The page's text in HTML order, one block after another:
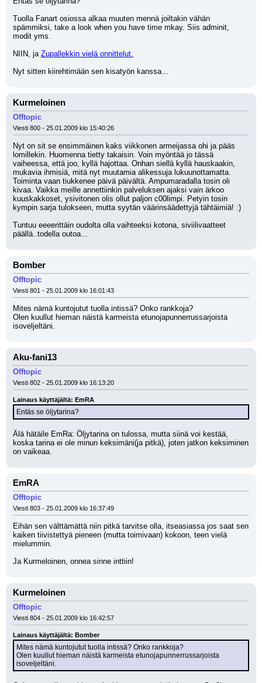
Tuolla Fanart osiossa alkaa muuten mennä joiltakin vähän
spämmiksi, take a look when you have time mkay. Siis adminit,
modit yms.
NIIN, ja Zupallekkin vielä onnittelut.
Nyt sitten kiirehtimään sen kisatyön kanssa...
Kurmeloinen
Offtopic
Viesti 800 - 25.01.2009 klo 15:40:26
Nyt on sit se ensimmäinen kaks viikkonen armeijassa ohi ja pääs
lomillekin. Huomenna tietty takaisin. Voin myöntää jo tässä
vaiheessa, että joo, kyllä hajottaa. Onhan siellä kyllä hauskaakin,
mukavia ihmisiä, mitä nyt muutamia alikessuja lukuunottamatta.
Toiminta vaan tiukkenee päivä päivältä. Ampumaradalla tosin oli
kivaa. Vaikka meille annettiinkin palveluksen ajaksi vain ärkoo
kuuskakkoset, ysivitonen olis ollut paljon c00limpi. Petyin tosin
kympin sarja tulokseen, mutta syytän väärinsäädettyjä tähtäimiä! :)
Tuntuu eeeerittäin oudolta olla vaihteeksi kotona, siviilivaatteet
päällä..todella outoa...
Bomber
Offtopic
Viesti 801 - 25.01.2009 klo 16:01:43
Mites nämä kuntojutut tuolla intissä? Onko rankkoja?
Olen kuullut hieman näistä karmeista etunojapunnerrussarjoista
isoveljeltäni.
Aku-fani13
Offtopic
Viesti 802 - 25.01.2009 klo 16:13:20
Lainaus käyttäjältä: EmRA
Entäs se öljytarina?
Älä hätäile EmRa: Öljytarina on tulossa, mutta siinä voi kestää,
koska tarina ei ole minun keksimäni(ja pitkä), joten jatkon keksiminen
on vaikeaa.
EmRA
Offtopic
Viesti 803 - 25.01.2009 klo 16:37:49
Eihän sen välttämättä niin pitkä tarvitse olla, itseasiassa jos saat sen
kaiken tiivistettyä pieneen (mutta toimivaan) kokoon, teen vielä
mielummin.
Ja Kurmeloinen, onnea sinne inttiin!
Kurmeloinen
Offtopic
Viesti 804 - 25.01.2009 klo 16:42:57
Lainaus käyttäjältä: Bomber
Mites nämä kuntojutut tuolla intissä? Onko rankkoja?
Olen kuullut hieman näistä karmeista etunojapunnerrussarjoista
isoveljeltäni.